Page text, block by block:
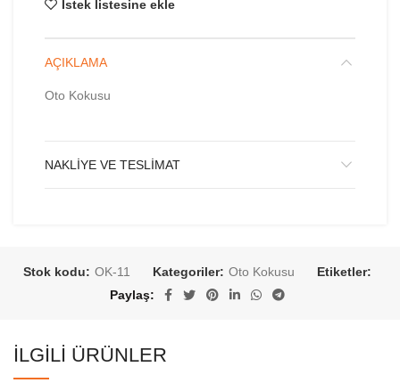
İstek listesine ekle
AÇIKLAMA
Oto Kokusu
NAKLIYE VE TESLIMAT
Stok kodu: OK-11 Kategoriler: Oto Kokusu
Etiketler:
Paylaş
İLGILI ÜRÜNLER